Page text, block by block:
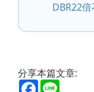
DBR22
分享本篇文章:
Facebook